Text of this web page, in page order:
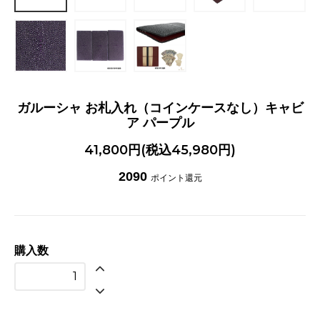
ガルーシャ お札入れ（コインケースなし）キャビ
ア パープル
41,800円(税込45,980円)
2090 ポイント還元
購入数